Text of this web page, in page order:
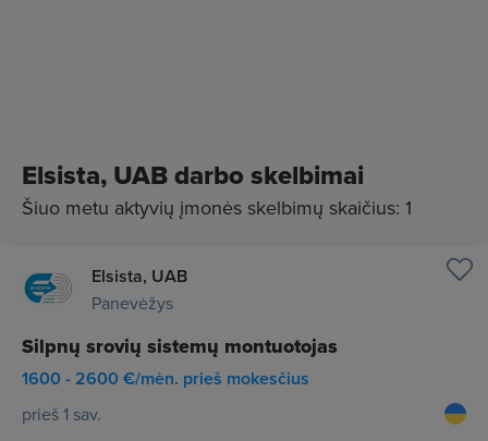
Elsista, UAB darbo skelbimai
Šiuo metu aktyvių įmonės skelbimų skaičius: 1
Elsista, UAB
Panevėžys
Silpnų srovių sistemų montuotojas
1600 - 2600 €/mėn. prieš mokesčius
prieš 1 sav.